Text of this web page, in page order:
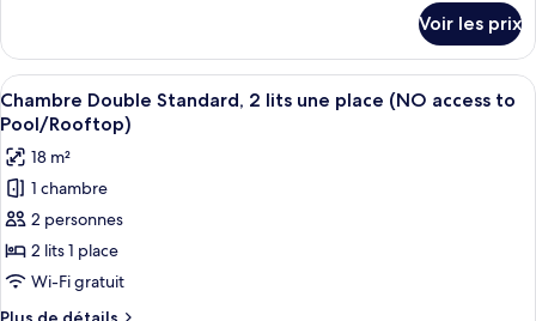
Standard,
2
lits
une
place,
accessible
aux
personnes
à
mobilité
réduite
le
type
de
chambre
Chambre
Double
Standard,
2
lits
une
accessible
aux
Voir les prix
Afficher
toutes
les
photos
pour
ce
type
de
chambre :
Une chambre d’hôtel avec deux
5
Chambre Double Standard, 2 lits une place (NO access to
Pool/Rooftop)
18 m²
1 chambre
2 personnes
2 lits 1 place
Wi-Fi gratuit
Plus